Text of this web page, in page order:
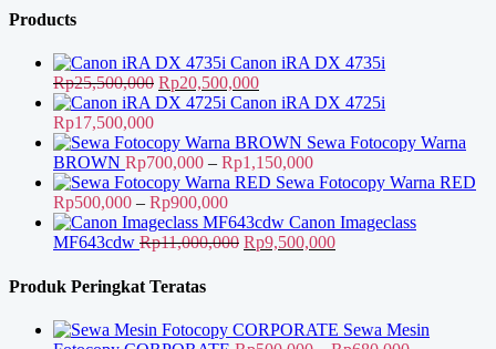
Rp76,000,000.
Products
Canon iRA DX 4735i
Rp25,500,000 Harga
aslinya
Rp25,500,000.
Rp20,500,000Harga
saat
adalah:
Rp20,500,000.
Canon iRA DX 4725i
Rp17,500,000
Sewa Fotocopy Warna
BROWN Rp700,000 – Rp1,150,000Rentang
harga:
hingga
Rp1,150,000
Sewa Fotocopy Warna RED
Rp500,000 – Rp900,000Rentang
harga:
Rp500,000
Canon Imageclass
MF643cdw Rp11,000,000 Harga
Rp9,500,000Harga
Rp9,500,000.
Produk Peringkat Teratas
Sewa Mesin